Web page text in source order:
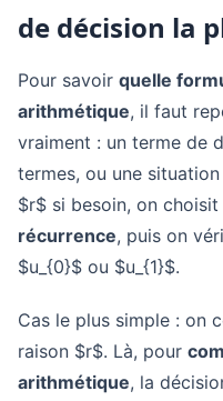
de décision la
Pour savoir quelle
arithmétique, il faut
vraiment : un terme de
termes, ou une
$r$ si besoin, on choisit
récurrence, puis on
$u_{0}$ ou $u_{1}$.
Cas le plus simple : on
raison $r$. Là, pour
arithmétique, la